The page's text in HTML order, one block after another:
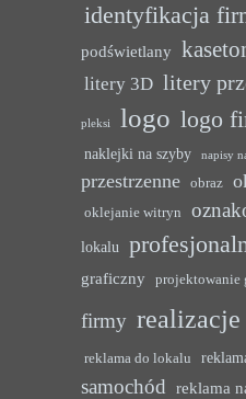
identyfikacja
podświetlany
litery 3D litery
pleksi logo logo
naklejki na szyby
napisy
przestrzenne
obraz
oklejanie witryn
lokalu
graficzny
projektowanie
firmy realizacje
reklama do lokalu
samochód reklama